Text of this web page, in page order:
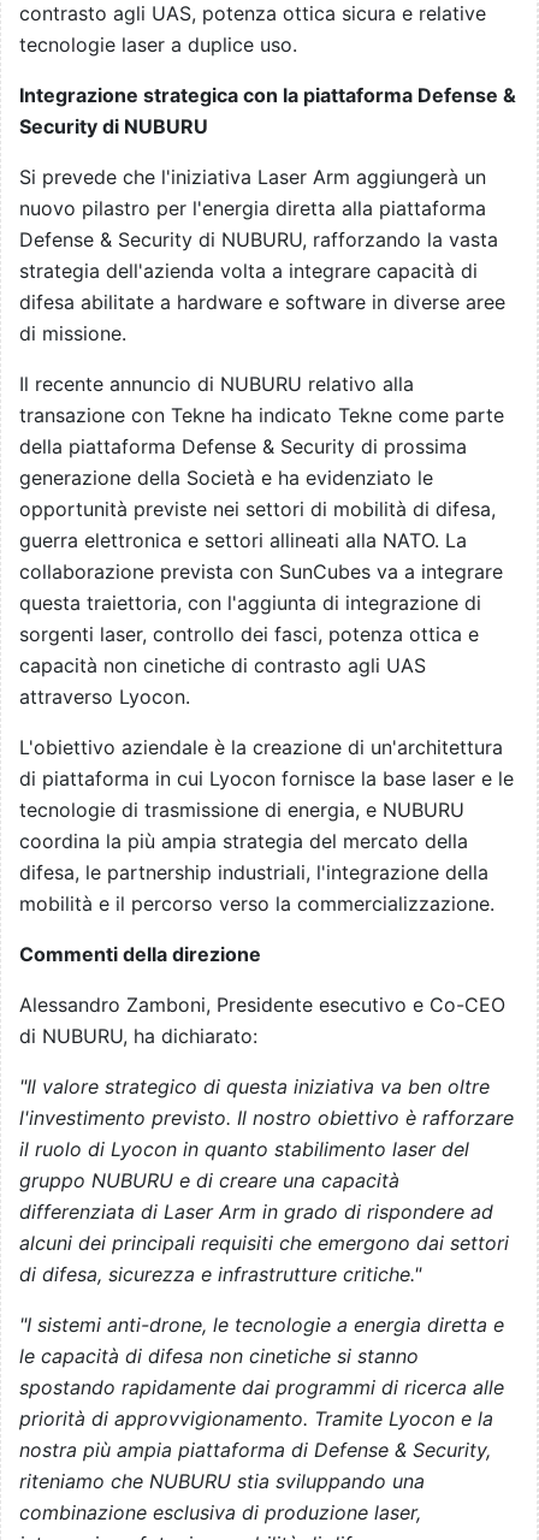
contrasto agli UAS, potenza ottica sicura e relative
tecnologie laser a duplice uso.
Integrazione strategica con la piattaforma Defense &
Security di NUBURU
Si prevede che l'iniziativa Laser Arm aggiungerà un
nuovo pilastro per l'energia diretta alla piattaforma
Defense & Security di NUBURU, rafforzando la vasta
strategia dell'azienda volta a integrare capacità di
difesa abilitate a hardware e software in diverse aree
di missione.
Il recente annuncio di NUBURU relativo alla
transazione con Tekne ha indicato Tekne come parte
della piattaforma Defense & Security di prossima
generazione della Società e ha evidenziato le
opportunità previste nei settori di mobilità di difesa,
guerra elettronica e settori allineati alla NATO. La
collaborazione prevista con SunCubes va a integrare
questa traiettoria, con l'aggiunta di integrazione di
sorgenti laser, controllo dei fasci, potenza ottica e
capacità non cinetiche di contrasto agli UAS
attraverso Lyocon.
L'obiettivo aziendale è la creazione di un'architettura
di piattaforma in cui Lyocon fornisce la base laser e le
tecnologie di trasmissione di energia, e NUBURU
coordina la più ampia strategia del mercato della
difesa, le partnership industriali, l'integrazione della
mobilità e il percorso verso la commercializzazione.
Commenti della direzione
Alessandro Zamboni, Presidente esecutivo e Co-CEO
di NUBURU, ha dichiarato:
"Il valore strategico di questa iniziativa va ben oltre
l'investimento previsto. Il nostro obiettivo è rafforzare
il ruolo di Lyocon in quanto stabilimento laser del
gruppo NUBURU e di creare una capacità
differenziata di Laser Arm in grado di rispondere ad
alcuni dei principali requisiti che emergono dai settori
di difesa, sicurezza e infrastrutture critiche."
"I sistemi anti-drone, le tecnologie a energia diretta e
le capacità di difesa non cinetiche si stanno
spostando rapidamente dai programmi di ricerca alle
priorità di approvvigionamento. Tramite Lyocon e la
nostra più ampia piattaforma di Defense & Security,
riteniamo che NUBURU stia sviluppando una
combinazione esclusiva di produzione laser,